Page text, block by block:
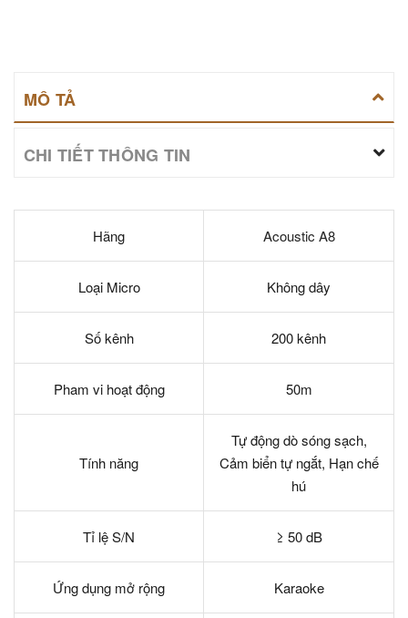
MÔ TẢ
CHI TIẾT THÔNG TIN
Hãng Acoustic A8
Loại Micro Không dây
Số kênh 200 kênh
Pham vi hoạt động 50m
Tính năng
Tự động dò sóng sạch,
Cảm biển tự ngắt, Hạn chế
hú
Tỉ lệ S/N ≥ 50 dB
Ứng dụng mở rộng Karaoke